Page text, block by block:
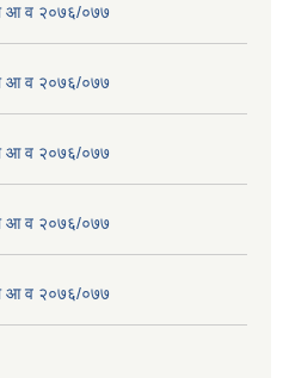
आ व २०७६/०७७
आ व २०७६/०७७
आ व २०७६/०७७
आ व २०७६/०७७
आ व २०७६/०७७